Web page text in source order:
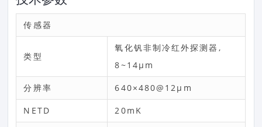
传感器
类型
氧化钒非制冷红外探测器,
8~14μm
分辨率 640×480@12μm
NETD 20mK